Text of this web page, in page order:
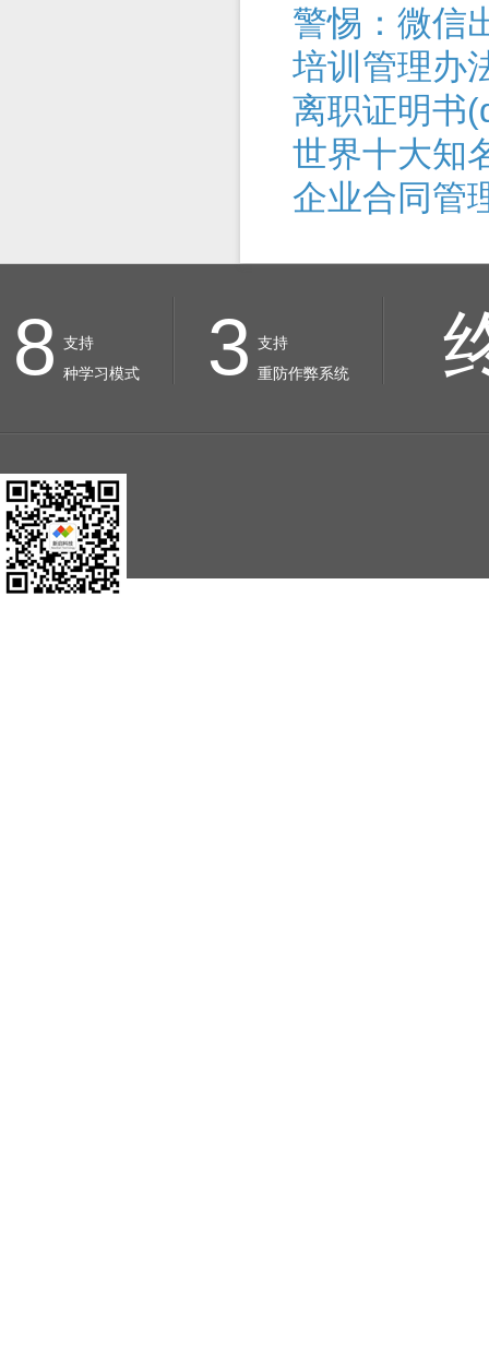
警惕：微信
培训管理办
离职证明书
世界十大知
企业合同管
8 支持
种学习模式
3 支持
重防作弊系统